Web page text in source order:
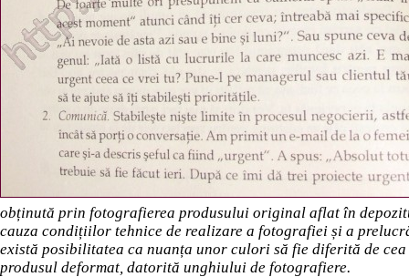
obținută prin fotografierea produsului original aflat în
cauza condițiilor tehnice de realizare a fotografiei și a
există posibilitatea ca nuanța unor culori să fie diferită de
produsul deformat, datorită unghiului de fotografiere.